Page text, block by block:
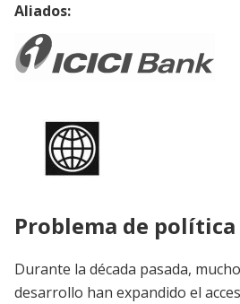
Aliados:
Problema de
Durante la década pasada,
desarrollo han expandido el